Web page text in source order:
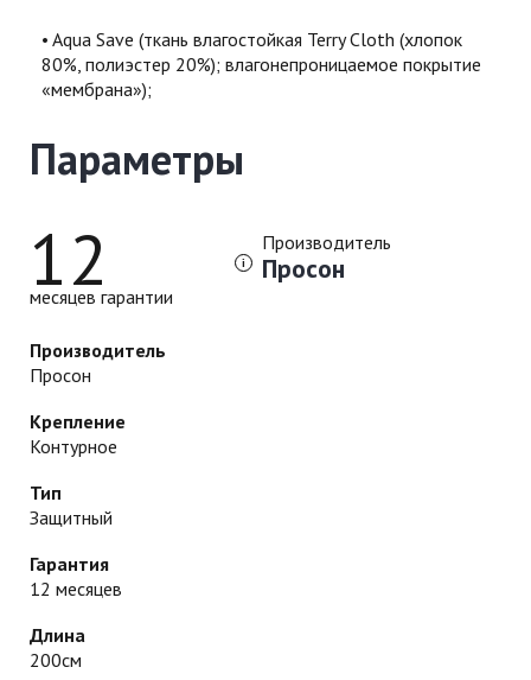
Aqua Save (ткань влагостойкая Terry Cloth (хлопок
80%, полиэстер 20%); влагонепроницаемое покрытие
«мембрана»);
Параметры
Производитель
Просон
Крепление
Контурное
Тип
Защитный
Гарантия
12 месяцев
Длина
200см
Производитель
Просон
12
месяцев гарантии